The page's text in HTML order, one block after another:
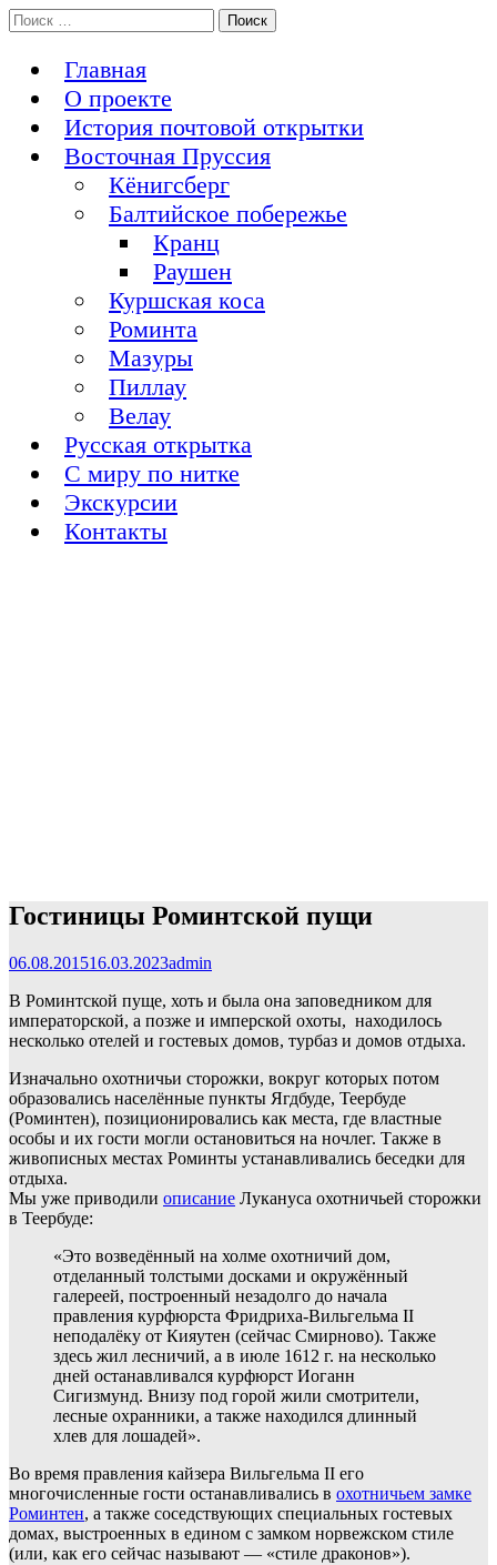
Перейти
к
История Восточной Пруссии в почтовых открытках и не
Поиск:
Главная
О проекте
История почтовой открытки
Восточная Пруссия
Кёнигсберг
Балтийское побережье
Кранц
Раушен
Куршская коса
Роминта
Мазуры
Пиллау
Велау
Русская открытка
С миру по нитке
Экскурсии
Контакты
Гостиницы Роминтской пущи
06.08.201516.03.2023admin
В Роминтской пуще, хоть и была она заповедником для
императорской, а позже и имперской охоты, находилось
несколько отелей и гостевых домов, турбаз и домов отдыха.
Изначально охотничьи сторожки, вокруг которых потом
образовались населённые пункты Ягдбуде, Теербуде
(Роминтен), позиционировались как места, где властные
особы и их гости могли остановиться на ночлег. Также в
живописных местах Роминты устанавливались беседки для
отдыха.
Мы уже приводили описание Лукануса охотничьей сторожки
в Теербуде:
«Это возведённый на холме охотничий дом,
отделанный толстыми досками и окружённый
галереей, построенный незадолго до начала
правления курфюрста Фридриха-Вильгельма II
неподалёку от Кияутен (сейчас Смирново). Также
здесь жил лесничий, а в июле 1612 г. на несколько
дней останавливался курфюрст Иоганн
Сигизмунд. Внизу под горой жили смотрители,
лесные охранники, а также находился длинный
хлев для лошадей».
Во время правления кайзера Вильгельма II его
многочисленные гости останавливались в охотничьем замке
Роминтен, а также соседствующих специальных гостевых
домах, выстроенных в едином с замком норвежском стиле
(или, как его сейчас называют — «стиле драконов»).